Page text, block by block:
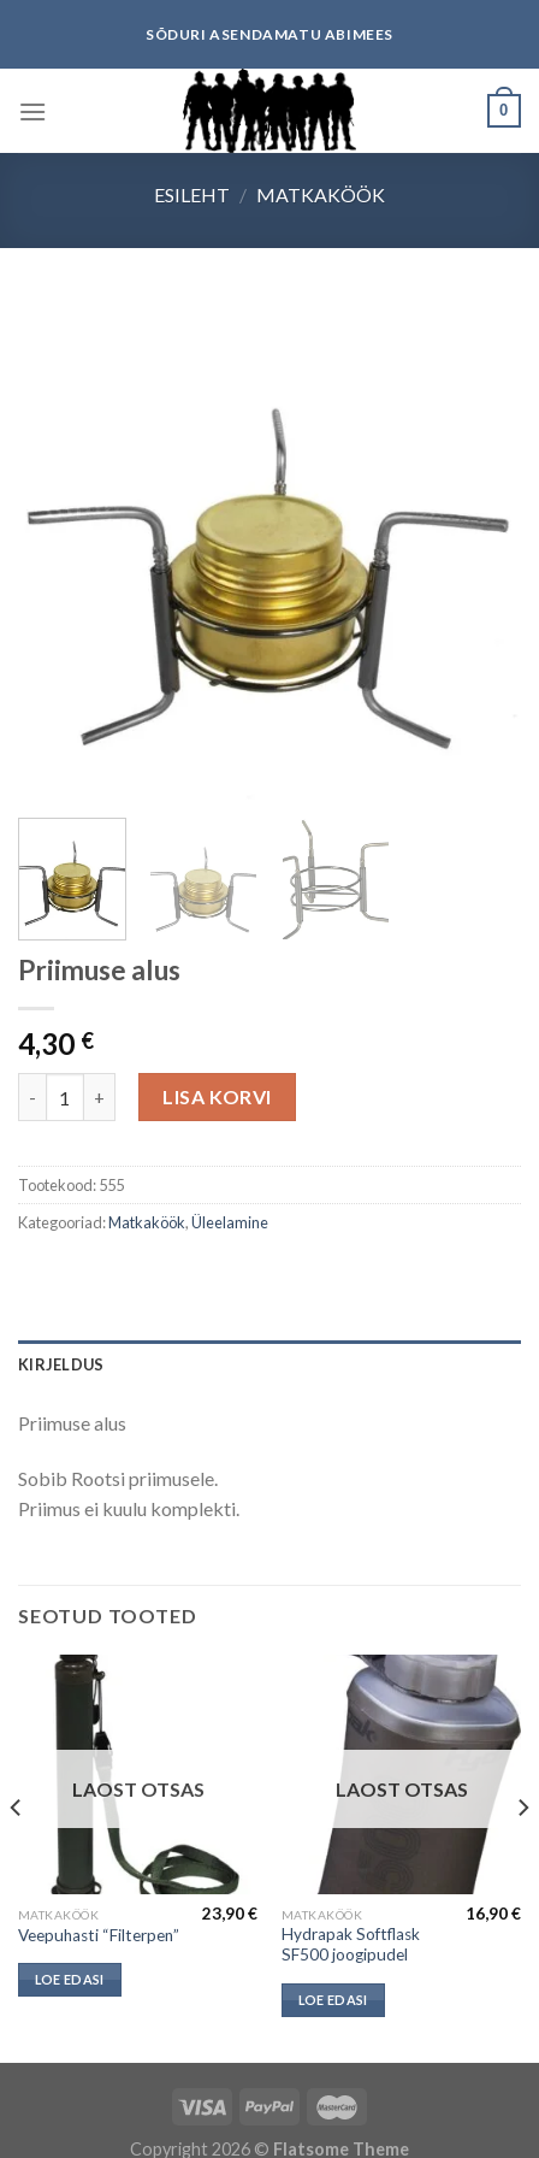
content
SÕDURI ASENDAMATU ABIMEES
0
ESILEHT / MATKAKÖÖK
Priimuse alus
4,30 €
LISA KORVI
Tootekood:555
Kategooriad:Matkaköök,Üleelamine
KIRJELDUS
Priimuse alus
Sobib Rootsi priimusele.
Priimus ei kuulu komplekti.
SEOTUD TOOTED
LAOST OTSAS
MATKAKÖÖK
Veepuhasti “Filterpen”
23,90€
LOE EDASI
LAOST OTSAS
MATKAKÖÖK
Hydrapak Softflask
SF500 joogipudel
16,90€
LOE EDASI
Copyright 2026 © Flatsome Theme